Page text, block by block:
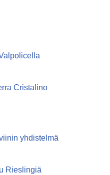
Cristalino
yhdistelmä
Rieslingiä